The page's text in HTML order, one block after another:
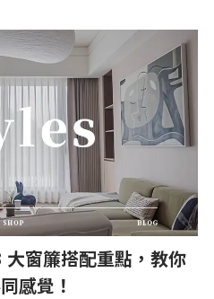
大窗簾搭配重點，教你
感覺！